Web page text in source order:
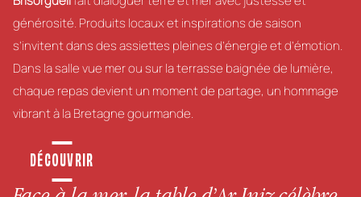
générosité. Produits locaux et inspirations de saison
s’invitent dans des assiettes pleines d’énergie et d’émotion.
Dans la salle vue mer ou sur la terrasse baignée de lumière,
chaque repas devient un moment de partage, un hommage
vibrant à la Bretagne gourmande.
DÉCOUVRIR